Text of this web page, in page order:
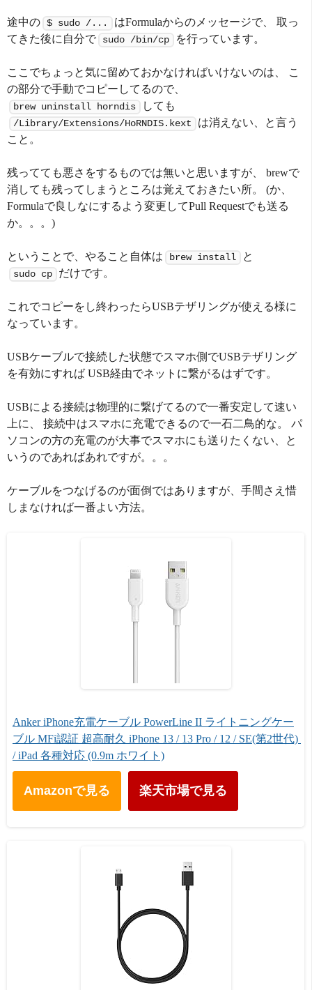
途中の $ sudo /...
はFormulaからのメッセージで、 取っ
てきた後に自分で
sudo /bin/cp を行っています。
ここでちょっと気に留めておかなければいけないのは、 こ
の部分で手動でコピーしてるので、
brew uninstall horndis しても
/Library/Extensions/HoRNDIS.kext
は消えない、と言う
こと。
残ってても悪さをするものでは無いと思いますが、 brewで
消しても残ってしまうところは覚えておきたい所。 (か、
Formulaで良しなにするよう変更してPull Requestでも送る
か。。。)
ということで、やること自体は brew install と
sudo cp だけです。
これでコピーをし終わったらUSBテザリングが使える様に
なっています。
USBケーブルで接続した状態でスマホ側でUSBテザリング
を有効にすれば USB経由でネットに繋がるはずです。
USBによる接続は物理的に繋げてるので一番安定して速い
上に、 接続中はスマホに充電できるので一石二鳥的な。 パ
ソコンの方の充電のが大事でスマホにも送りたくない、と
いうのであればあれですが。。。
ケーブルをつなげるのが面倒ではありますが、手間さえ惜
しまなければ一番よい方法。
Anker iPhone充電ケーブル PowerLine II ライトニングケー
ブル MFi認証 超高耐久 iPhone 13 / 13 Pro / 12 / SE(第2世代)
/ iPad 各種対応 (0.9m ホワイト)
Amazonで見る 楽天市場で見る